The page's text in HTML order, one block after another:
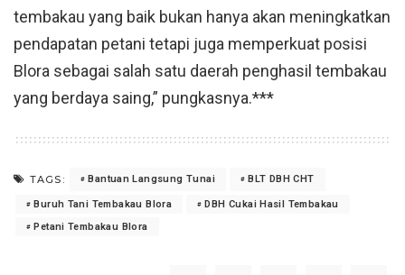
tembakau yang baik bukan hanya akan meningkatkan
pendapatan petani tetapi juga memperkuat posisi
Blora sebagai salah satu daerah penghasil tembakau
yang berdaya saing,” pungkasnya.***
TAGS: Bantuan Langsung Tunai BLT DBH CHT
Buruh Tani Tembakau Blora
DBH Cukai Hasil Tembakau
Petani Tembakau Blora